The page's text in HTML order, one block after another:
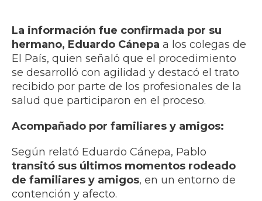
La información fue confirmada por su
hermano, Eduardo Cánepa a los colegas de
El País, quien señaló que el procedimiento
se desarrolló con agilidad y destacó el trato
recibido por parte de los profesionales de la
salud que participaron en el proceso.
Acompañado por familiares y amigos:
Según relató Eduardo Cánepa, Pablo
transitó sus últimos momentos rodeado
de familiares y amigos, en un entorno de
contención y afecto.